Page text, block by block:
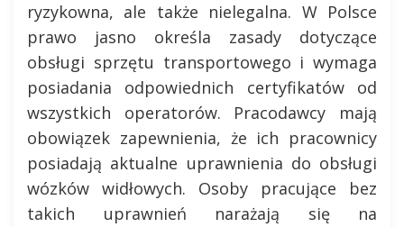
ryzykowna, ale także nielegalna. W Polsce
prawo jasno określa zasady dotyczące
obsługi sprzętu transportowego i wymaga
posiadania odpowiednich certyfikatów od
wszystkich operatorów. Pracodawcy mają
obowiązek zapewnienia, że ich pracownicy
posiadają aktualne uprawnienia do obsługi
wózków widłowych. Osoby pracujące bez
takich uprawnień narażają się na